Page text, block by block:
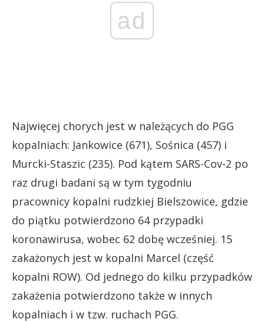
ad
Najwięcej chorych jest w należących do PGG
kopalniach: Jankowice (671), Sośnica (457) i
Murcki-Staszic (235). Pod kątem SARS-Cov-2 po
raz drugi badani są w tym tygodniu
pracownicy kopalni rudzkiej Bielszowice, gdzie
do piątku potwierdzono 64 przypadki
koronawirusa, wobec 62 dobę wcześniej. 15
zakażonych jest w kopalni Marcel (część
kopalni ROW). Od jednego do kilku przypadków
zakażenia potwierdzono także w innych
kopalniach i w tzw. ruchach PGG.